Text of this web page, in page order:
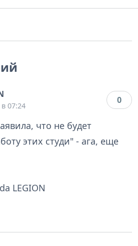
07:24
0
что не будет
этих студи" - ага, еще
LEGION